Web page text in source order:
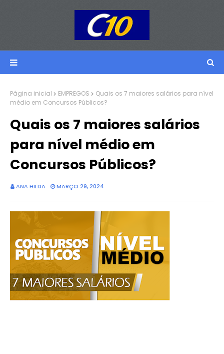
Página inicial EMPREGOS
Quais os 7 maiores salários para nível
médio em Concursos Públicos?
Quais os 7 maiores salários
para nível médio em
Concursos Públicos?
ANA HILDA MARÇO 29, 2024